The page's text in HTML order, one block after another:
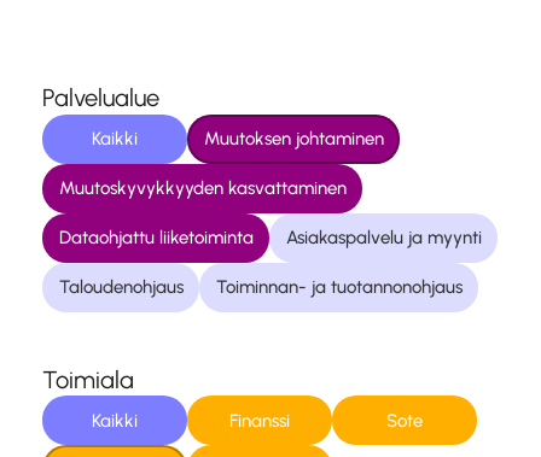
Palvelualue
Kaikki Muutoksen johtaminen
Muutoskyvykkyyden kasvattaminen
Dataohjattu liiketoiminta Asiakaspalvelu ja myynti
Taloudenohjaus Toiminnan- ja tuotannonohjaus
Toimiala
Kaikki Finanssi Sote